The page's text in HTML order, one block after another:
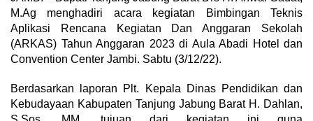
M.Ag menghadiri acara kegiatan Bimbingan Teknis
Aplikasi Rencana Kegiatan Dan Anggaran Sekolah
(ARKAS) Tahun Anggaran 2023 di Aula Abadi Hotel dan
Convention Center Jambi. Sabtu (3/12/22).
Berdasarkan laporan Plt. Kepala Dinas Pendidikan dan
Kebudayaan Kabupaten Tanjung Jabung Barat H. Dahlan,